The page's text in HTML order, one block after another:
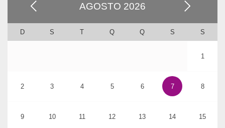
AGOSTO 2026
D S T Q Q S S
1
2 3 4 5 6 7 8
9 10 11 12 13 14 15